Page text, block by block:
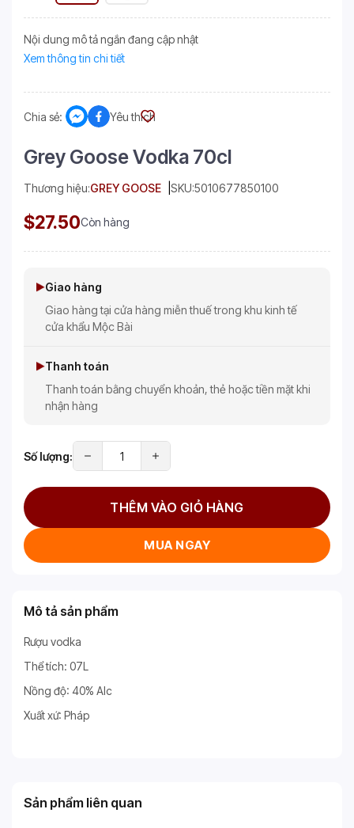
Nội dung mô tả ngắn đang cập nhật
Xem thông tin chi tiết
Chia sẻ: Yêu thích
Grey Goose Vodka 70cl
Thương hiệu:GREY GOOSE SKU:5010677850100
$27.50Còn hàng
Giao hàng
Giao hàng tại cửa hàng miễn thuế trong khu kinh tế
cửa khẩu Mộc Bài
Thanh toán
Thanh toán bằng chuyển khoản, thẻ hoặc tiền mặt khi
nhận hàng
Số lượng:
THÊM VÀO GIỎ HÀNG
MUA NGAY
Mô tả sản phẩm
Rượu vodka
Thể tích: 07L
Nồng độ: 40% Alc
Xuất xứ: Pháp
Sản phẩm liên quan